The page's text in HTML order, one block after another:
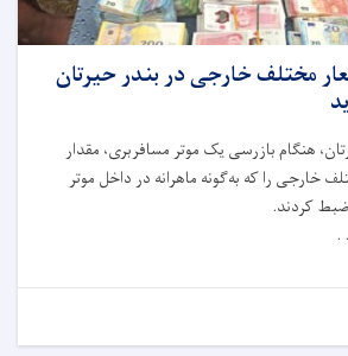
مختلف خارجی در بندر حیرتان
هنگام بازرسی یک موتر مسافربری، مقدار
خارجی را که به‌گونه ماهرانه در داخل موتر
کردند.
.